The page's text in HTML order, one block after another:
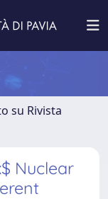
su Rivista
Nuclear